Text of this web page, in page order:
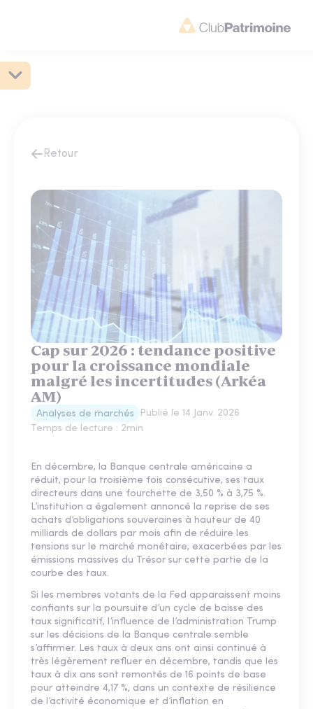
Retour
Cap sur 2026 : tendance positive
pour la croissance mondiale
malgré les incertitudes (Arkéa
AM)
Analyses de marchés Publié le 14 Janv. 2026
Temps de lecture : 2min
En décembre, la Banque centrale américaine a
réduit, pour la troisième fois consécutive, ses taux
directeurs dans une fourchette de 3,50 % à 3,75 %.
L’institution a également annoncé la reprise de ses
achats d’obligations souveraines à hauteur de 40
milliards de dollars par mois afin de réduire les
tensions sur le marché monétaire, exacerbées par les
émissions massives du Trésor sur cette partie de la
courbe des taux.
Si les membres votants de la Fed apparaissent moins
confiants sur la poursuite d’un cycle de baisse des
taux significatif, l’influence de l’administration Trump
sur les décisions de la Banque centrale semble
s’affirmer. Les taux à deux ans ont ainsi continué à
très légèrement refluer en décembre, tandis que les
taux à dix ans sont remontés de 16 points de base
pour atteindre 4,17 %, dans un contexte de résilience
de l’activité économique et d’inflation en